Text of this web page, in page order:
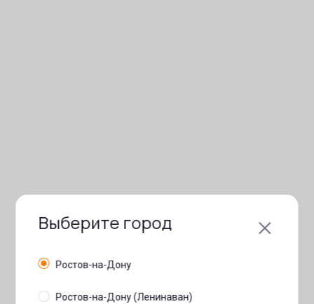
Выберите город
Ростов-на-Дону
Ростов-на-Дону (Ленинаван)